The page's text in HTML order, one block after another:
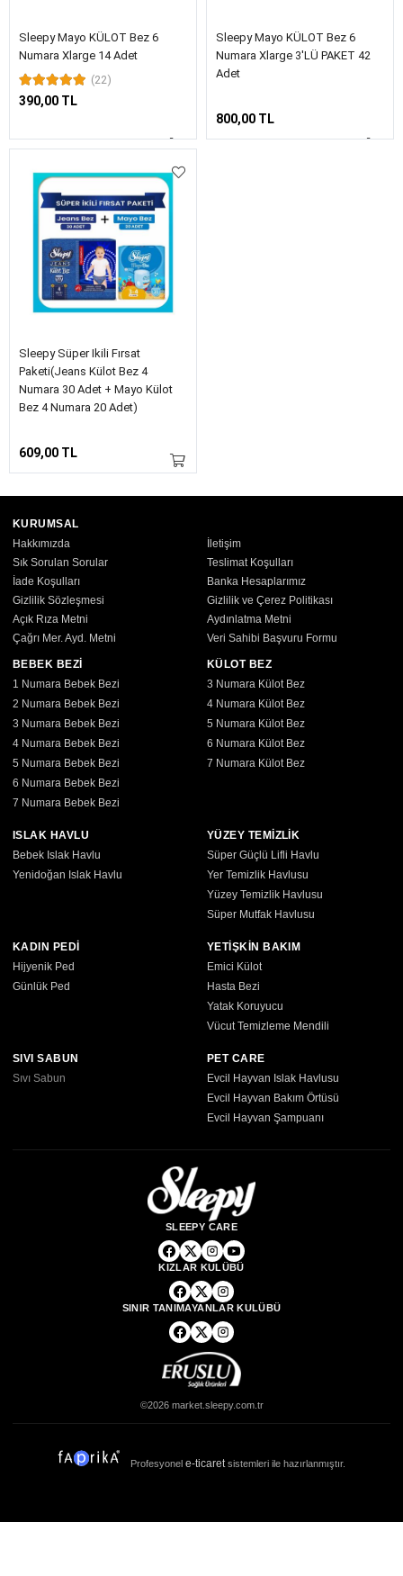
Sleepy Mayo KÜLOT Bez 6
Numara Xlarge 14 Adet
(22)
390,00 TL
Sleepy Mayo KÜLOT Bez 6
Numara Xlarge 3'LÜ PAKET 42
Adet
800,00 TL
Sleepy Süper Ikili Fırsat
Paketi(Jeans Külot Bez 4
Numara 30 Adet + Mayo Külot
Bez 4 Numara 20 Adet)
609,00 TL
KURUMSAL
Hakkımızda
İletişim
Sık Sorulan Sorular
Teslimat Koşulları
İade Koşulları
Banka Hesaplarımız
Gizlilik Sözleşmesi
Gizlilik ve Çerez Politikası
Açık Rıza Metni
Aydınlatma Metni
Çağrı Mer. Ayd. Metni
Veri Sahibi Başvuru Formu
BEBEK BEZİ
1 Numara Bebek Bezi
2 Numara Bebek Bezi
3 Numara Bebek Bezi
4 Numara Bebek Bezi
5 Numara Bebek Bezi
6 Numara Bebek Bezi
7 Numara Bebek Bezi
KÜLOT BEZ
3 Numara Külot Bez
4 Numara Külot Bez
5 Numara Külot Bez
6 Numara Külot Bez
7 Numara Külot Bez
ISLAK HAVLU
Bebek Islak Havlu
Yenidoğan Islak Havlu
YÜZEY TEMİZLİK
Süper Güçlü Lifli Havlu
Yer Temizlik Havlusu
Yüzey Temizlik Havlusu
Süper Mutfak Havlusu
KADIN PEDİ
Hijyenik Ped
Günlük Ped
YETİŞKİN BAKIM
Emici Külot
Hasta Bezi
Yatak Koruyucu
Vücut Temizleme Mendili
SIVI SABUN
Sıvı Sabun
PET CARE
Evcil Hayvan Islak Havlusu
Evcil Hayvan Bakım Örtüsü
Evcil Hayvan Şampuanı
SLEEPY CARE
KIZLAR KULÜBÜ
SINIR TANIMAYANLAR KULÜBÜ
©2026 market.sleepy.com.tr
Profesyonel e-ticaret sistemleri ile hazırlanmıştır.